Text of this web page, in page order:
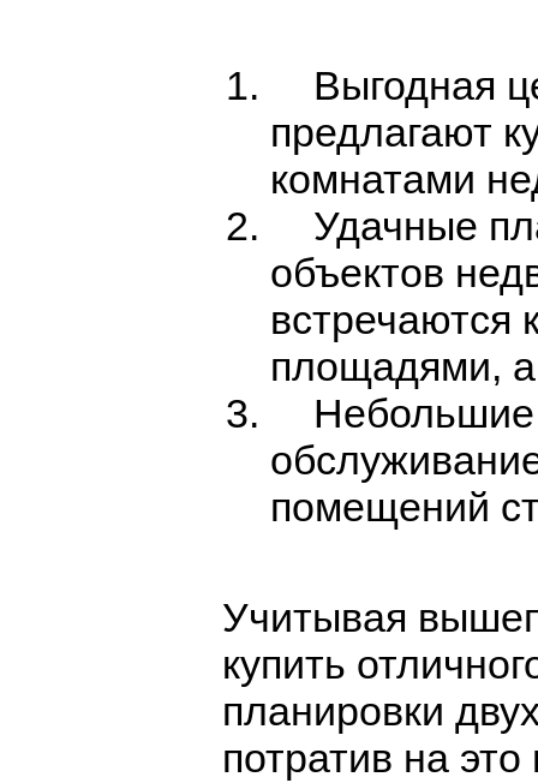
Выгодная
предлагают
комнатами
Удачные
объектов
встречаются
площадями,
Небольшие
помещений
Учитывая
купить
планировки
потратив на это